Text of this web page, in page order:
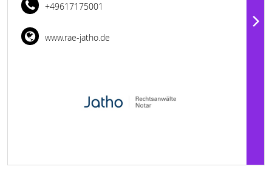
+49617175001
www.rae-jatho.de